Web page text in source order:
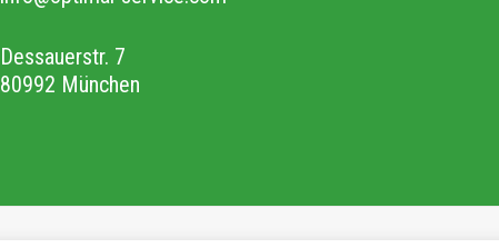
Dessauerstr. 7
80992 München